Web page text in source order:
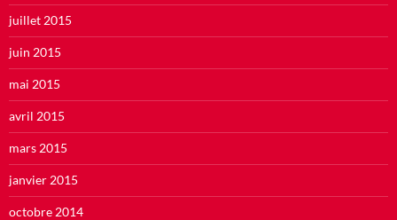
juillet 2015
juin 2015
mai 2015
avril 2015
mars 2015
janvier 2015
octobre 2014